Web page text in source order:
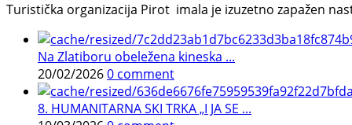
Turistička organizacija Pirot imala je izuzetno zapažen
Na Zlatiboru obeležena kineska ...
20/02/20260 comment
8. HUMANITARNA SKI TRKA „I JA SE ...